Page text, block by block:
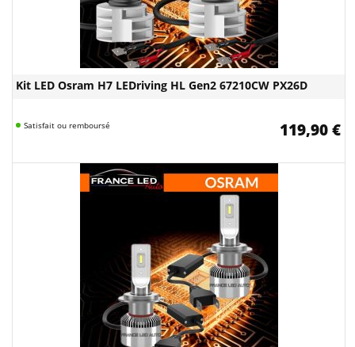
Kit LED Osram H7 LEDriving HL Gen2 67210CW PX26D
Satisfait ou remboursé 119,90 €